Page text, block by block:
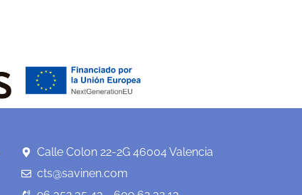
Calle Colon 22-2G 46004 Valencia
cts@savinen.com